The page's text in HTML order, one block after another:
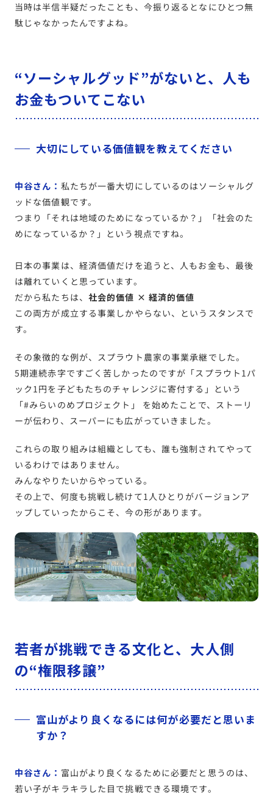
当時は半信半疑だったことも、今振り返るとなにひとつ無
駄じゃなかったんですよね。
“ソーシャルグッド”がないと、人も
お金もついてこない
大切にしている価値観を教えてください
中谷さん： 私たちが一番大切にしているのはソーシャルグ
ッドな価値観です。
つまり「それは地域のためになっているか？」「社会のた
めになっているか？」という視点ですね。
日本の事業は、経済価値だけを追うと、人もお金も、最後
は離れていくと思っています。
だから私たちは、 社会的価値 × 経済的価値
この両方が成立する事業しかやらない、というスタンスで
す。
その象徴的な例が、スプラウト農家の事業承継でした。
5期連続赤字ですごく苦しかったのですが「スプラウト1パ
ック1円を子どもたちのチャレンジに寄付する」という
「#みらいのめプロジェクト」 を始めたことで、ストーリ
ーが伝わり、スーパーにも広がっていきました。
これらの取り組みは組織としても、誰も強制されてやって
いるわけではありません。
みんなやりたいからやっている。
その上で、何度も挑戦し続けて1人ひとりがバージョンア
ップしていったからこそ、今の形があります。
若者が挑戦できる文化と、大人側
の“権限移譲”
富山がより良くなるには何が必要だと思いま
すか？
中谷さん： 富山がより良くなるために必要だと思うのは、
若い子がキラキラした目で挑戦できる環境です。